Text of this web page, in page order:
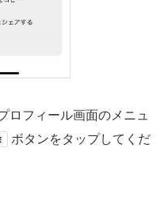
ロフィール画面のメニュ
ボタンをタップしてくだ